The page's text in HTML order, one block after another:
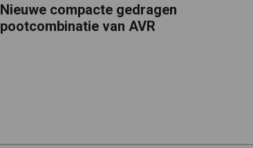
Nieuwe compacte gedragen
pootcombinatie van AVR